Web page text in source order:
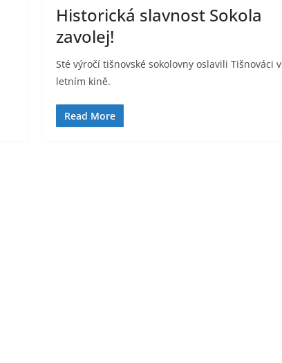
Historická slavnost Sokola
zavolej!
Sté výročí tišnovské sokolovny oslavili Tišnováci v
letním kině.
Read More